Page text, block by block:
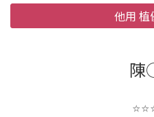
他用 植
陳